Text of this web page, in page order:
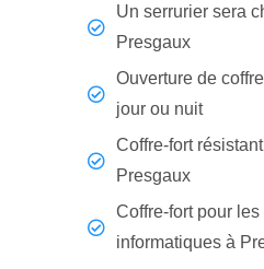
Un serrurier sera
Presgaux
Ouverture de
jour ou nuit
Coffre-fort
Presgaux
Coffre-fort pour
informatiques à